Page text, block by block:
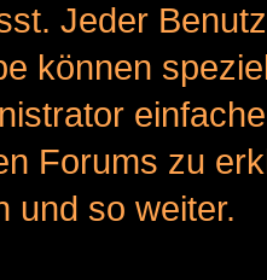
Jeder
können
Forums zu
und so weiter.